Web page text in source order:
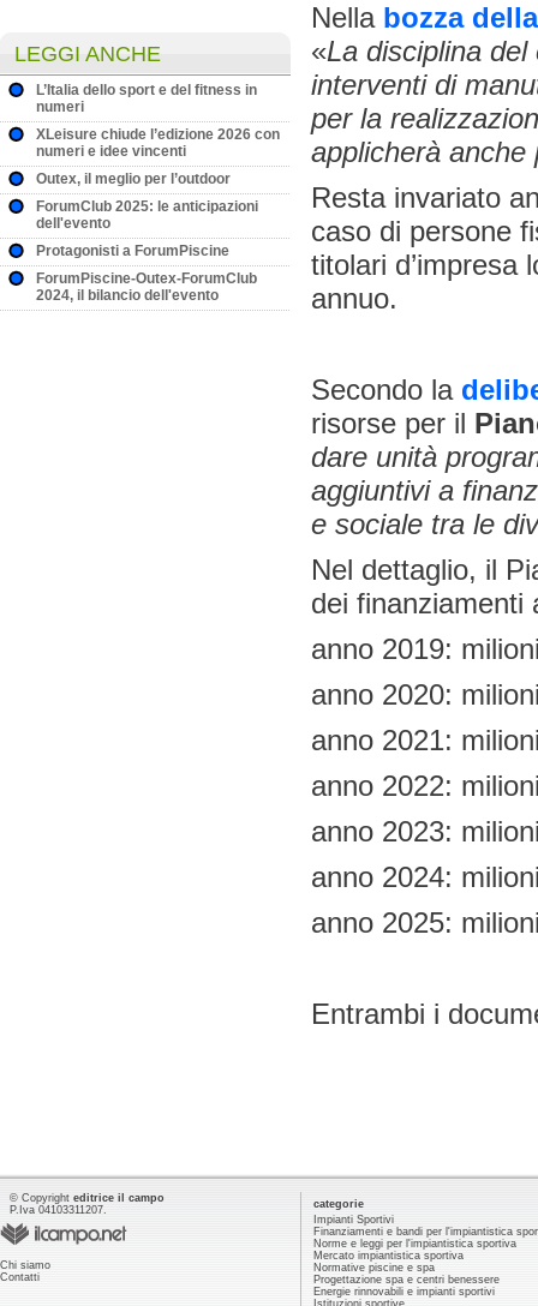
LEGGI ANCHE
L’Italia dello sport e del fitness in
numeri
XLeisure chiude l’edizione 2026 con
numeri e idee vincenti
Outex, il meglio per l’outdoor
ForumClub 2025: le anticipazioni
dell'evento
Protagonisti a ForumPiscine
ForumPiscine-Outex-ForumClub
2024, il bilancio dell'evento
Nella bozza
«La disciplina del
interventi di
per la
applicherà anche
Resta invariato
caso di persone
titolari d’impresa
annuo.
Secondo la
risorse per il
dare unità
aggiuntivi a
e sociale tra le
Nel dettaglio, il
dei finanziamenti
anno 2019:
anno 2020:
anno 2021:
anno 2022:
anno 2023:
anno 2024:
anno 2025:
Entrambi i
© Copyright editrice il campo
P.Iva 04103311207.
Chi siamo
Contatti
categorie
Impianti Sportivi
Finanziamenti e bandi per l'impiantistica
Norme e leggi per l'impiantistica sportiva
Mercato impiantistica sportiva
Normative piscine e spa
Progettazione spa e centri benessere
Energie rinnovabili e impianti sportivi
Istituzioni sportive